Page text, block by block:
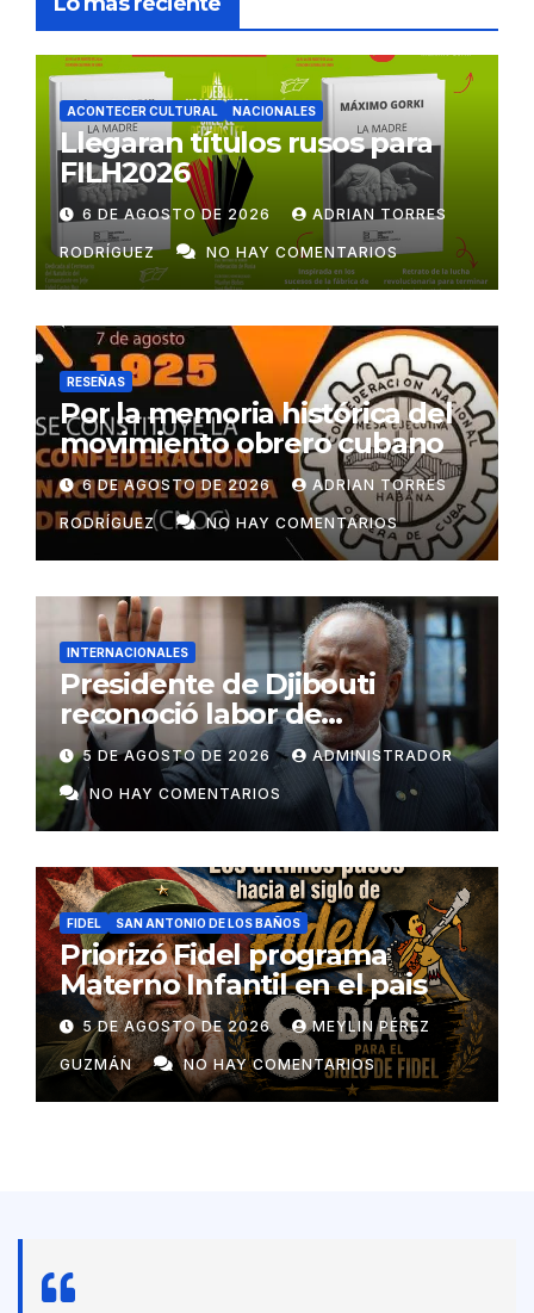
ACONTECER CULTURAL NACIONALES
Llegaran títulos rusos para
FILH2026
6 DE AGOSTO DE 2026 ADRIAN TORRES
RODRÍGUEZ NO HAY COMENTARIOS
RESEÑAS
Por la memoria histórica del
movimiento obrero cubano
6 DE AGOSTO DE 2026 ADRIAN TORRES
RODRÍGUEZ NO HAY COMENTARIOS
INTERNACIONALES
Presidente de Djibouti
reconoció labor de
colaboradores de Cuba
5 DE AGOSTO DE 2026 ADMINISTRADOR
NO HAY COMENTARIOS
FIDEL SAN ANTONIO DE LOS BAÑOS
Priorizó Fidel programa
Materno Infantil en el pais
5 DE AGOSTO DE 2026 MEYLIN PÉREZ
GUZMÁN NO HAY COMENTARIOS